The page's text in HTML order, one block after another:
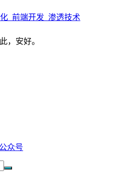
化_前端开发_渗透技术
，安好。
众号